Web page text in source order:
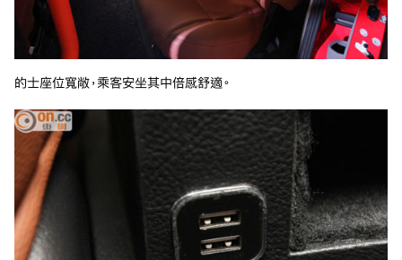
的士座位寬敞，乘客安坐其中倍感舒適。